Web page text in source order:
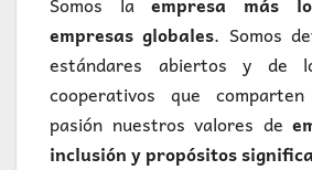
empresas globales. Somos
estándares abiertos y de
cooperativos que
pasión nuestros valores de
inclusión y propósitos